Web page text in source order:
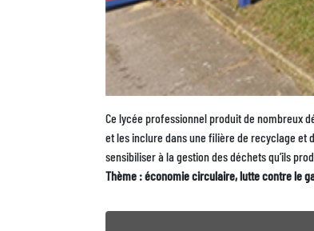
Description
Ce lycée professionnel produit de nombreux
et les inclure dans une filière de recyclage et
sensibiliser à la gestion des déchets qu’ils
Thème : économie circulaire, lutte contre le